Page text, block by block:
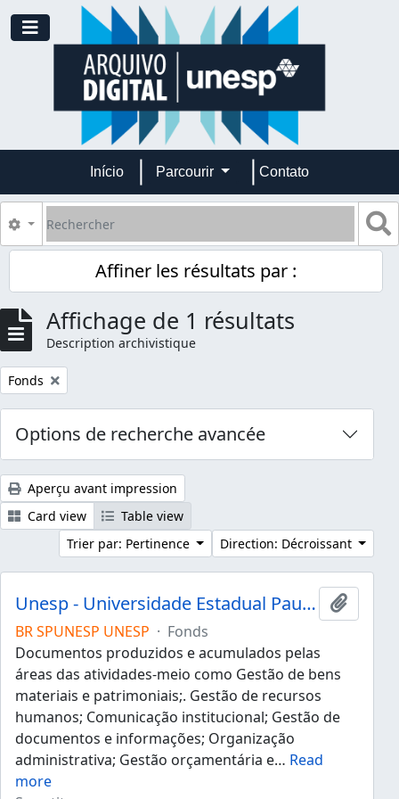
Skip to main content
Toggle navigation
Início Parcourir Contato
Rechercher
Search options
Affiner les résultats par :
Affichage de 1 résultats
Description archivistique
Remove filter:
Fonds
Options de recherche avancée
Aperçu avant impression
Card view
Table view
Trier par: Pertinence
Direction: Décroissant
Unesp - Universidade Estadual Paulista "Júlio de Mesquita Filho"
Ajouter
BR SPUNESP UNESP · Fonds
Documentos produzidos e acumulados pelas
áreas das atividades-meio como Gestão de bens
materiais e patrimoniais;. Gestão de recursos
humanos; Comunicação institucional; Gestão de
documentos e informações; Organização
administrativa; Gestão orçamentária e… Read
more